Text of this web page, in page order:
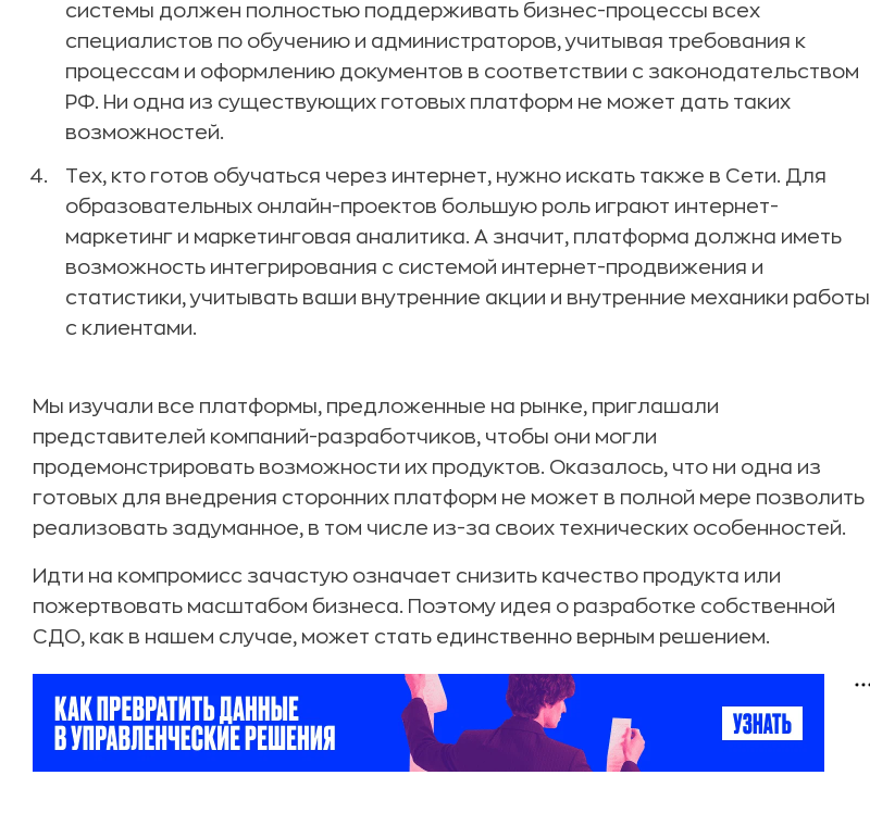
системы должен полностью поддерживать бизнес-процессы всех
специалистов по обучению и администраторов, учитывая требования к
процессам и оформлению документов в соответствии с законодательством
РФ. Ни одна из существующих готовых платформ не может дать таких
возможностей.
Тех, кто готов обучаться через интернет, нужно искать также в Сети. Для
образовательных онлайн-проектов большую роль играют интернет-
маркетинг и маркетинговая аналитика. А значит, платформа должна иметь
возможность интегрирования с системой интернет-продвижения и
статистики, учитывать ваши внутренние акции и внутренние механики работы
с клиентами.
Мы изучали все платформы, предложенные на рынке, приглашали
представителей компаний-разработчиков, чтобы они могли
продемонстрировать возможности их продуктов. Оказалось, что ни одна из
готовых для внедрения сторонних платформ не может в полной мере позволить
реализовать задуманное, в том числе из-за своих технических особенностей.
Идти на компромисс зачастую означает снизить качество продукта или
пожертвовать масштабом бизнеса. Поэтому идея о разработке собственной
СДО, как в нашем случае, может стать единственно верным решением.